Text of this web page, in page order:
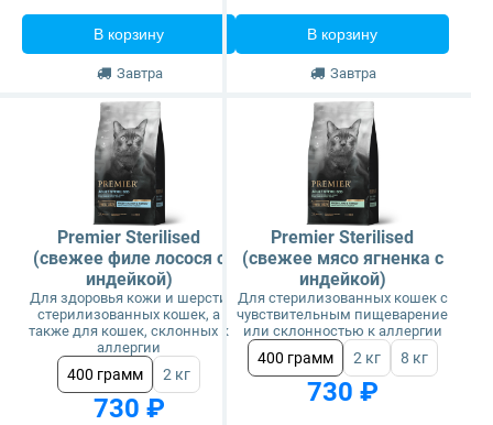
В корзину
Завтра
В корзину
Завтра
Premier Sterilised
(свежее филе лосося с
индейкой)
Для здоровья кожи и шерсти
стерилизованных кошек, а
также для кошек, склонных к
аллергии
400 грамм 2 кг
730 ₽
Premier Sterilised
(свежее мясо ягненка с
индейкой)
Для стерилизованных кошек с
чувствительным пищеварение
или склонностью к аллергии
400 грамм 2 кг 8 кг
730 ₽